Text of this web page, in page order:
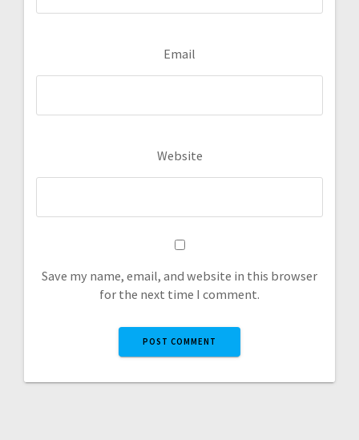
Email
Website
Save my name, email, and website in this browser
for the next time I comment.